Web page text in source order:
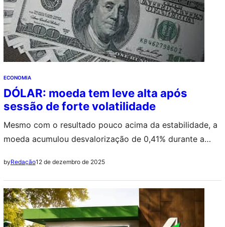
ECONOMIA
DÓLAR: moeda tem leve alta após
sessão de forte volatilidade
Mesmo com o resultado pouco acima da estabilidade, a
moeda acumulou desvalorização de 0,41% durante a
byRedação12 de dezembro de 2025